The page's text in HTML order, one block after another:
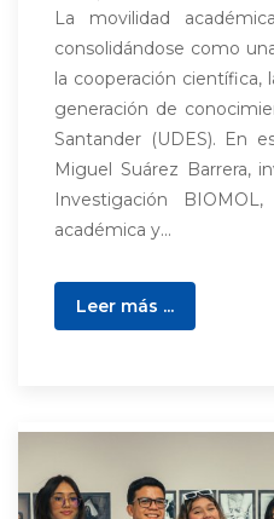
La movilidad
consolidándose como
la cooperación científica,
generación de
Santander (UDES). En
Miguel Suárez Barrera,
Investigación
académica y...
Leer más ...